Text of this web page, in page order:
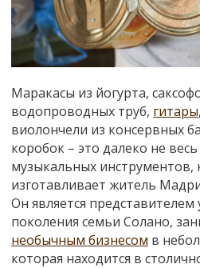
Маракасы из йогурта,
водопроводных труб, гитары
виолончели из консервных
коробок – это далеко не
музыкальных инструментов,
изготавливает житель
Он является представителем
поколения семьи Солано,
необычным бизнесом в
которая находится в